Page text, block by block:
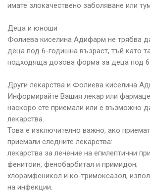
имате злокачествено заболяване или
Деца и юноши
Фолиева киселина Адифарм не трябва
деца под 6-годишна възраст, тъй като
подходяща дозова форма за деца под 6
Други лекарства и Фолиева киселина
Информирайте Вашия лекар или
наскоро сте приемали или е възможно
лекарства.
Това е изключително важно, ако
приемали следните лекарства:
лекарства за лечение на епилептични
фенитоин, фенобарбитал и примидон;
хлорамфеникол и ко-тримоксазол,
на инфекции.